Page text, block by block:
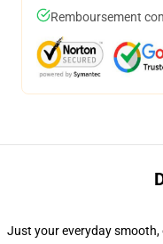
Remboursement
Just your everyday